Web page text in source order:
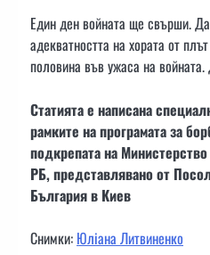
Един ден войната ще свърши.
адекватността на хората от
половина във ужаса на
Статията е написана
рамките на програмата за
подкрепата на
РБ, представлявано от
България в Киев
Снимки: Юліана Литвиненко